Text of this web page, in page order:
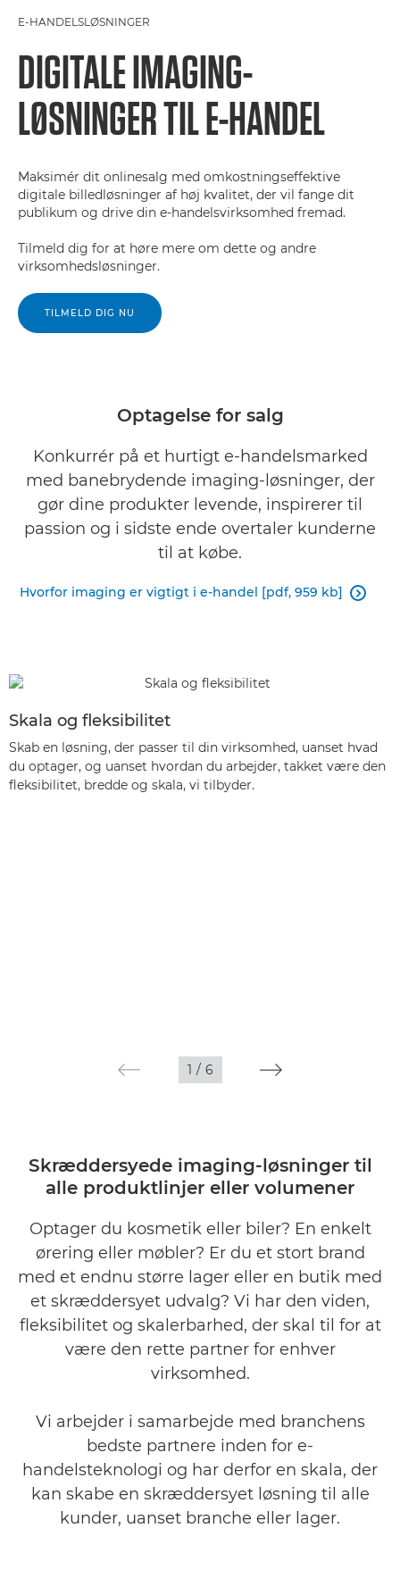
E-HANDELSLØSNINGER
DIGITALE IMAGING-
LØSNINGER TIL E-HANDEL
Maksimér dit onlinesalg med omkostningseffektive
digitale billedløsninger af høj kvalitet, der vil fange dit
publikum og drive din e-handelsvirksomhed fremad.
Tilmeld dig for at høre mere om dette og andre
virksomhedsløsninger.
TILMELD DIG NU
Optagelse for salg
Konkurrér på et hurtigt e-handelsmarked
med banebrydende imaging-løsninger, der
gør dine produkter levende, inspirerer til
passion og i sidste ende overtaler kunderne
til at købe.
Hvorfor imaging er vigtigt i e-handel [pdf, 959 kb] 
Skala og fleksibilitet
Skab en løsning, der passer til din virksomhed, uanset hvad
du optager, og uanset hvordan du arbejder, takket være den
fleksibilitet, bredde og skala, vi tilbyder.
1 / 6
Skræddersyede imaging-løsninger til
alle produktlinjer eller volumener
Optager du kosmetik eller biler? En enkelt
ørering eller møbler? Er du et stort brand
med et endnu større lager eller en butik med
et skræddersyet udvalg? Vi har den viden,
fleksibilitet og skalerbarhed, der skal til for at
være den rette partner for enhver
virksomhed.
Vi arbejder i samarbejde med branchens
bedste partnere inden for e-
handelsteknologi og har derfor en skala, der
kan skabe en skræddersyet løsning til alle
kunder, uanset branche eller lager.